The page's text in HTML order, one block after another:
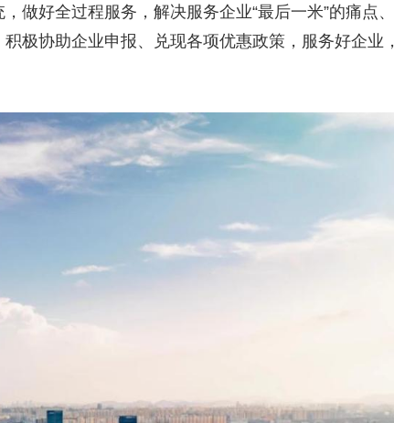
做好全过程服务，解决服务企业“最后一米”的痛点
极协助企业申报、兑现各项优惠政策，服务好企业